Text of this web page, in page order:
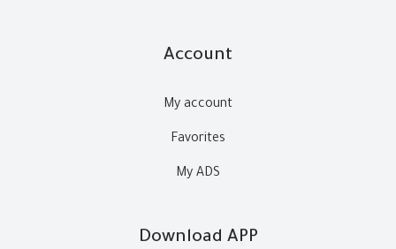
Account
My account
Favorites
My ADS
Download APP